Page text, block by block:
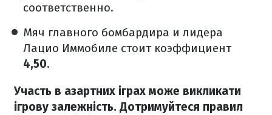
соответственно.
Мяч главного бомбардира и лидера
Лацио Иммобиле стоит коэффициент
4,50.
Участь в азартних іграх може викликати
ігрову залежність. Дотримуйтеся правил